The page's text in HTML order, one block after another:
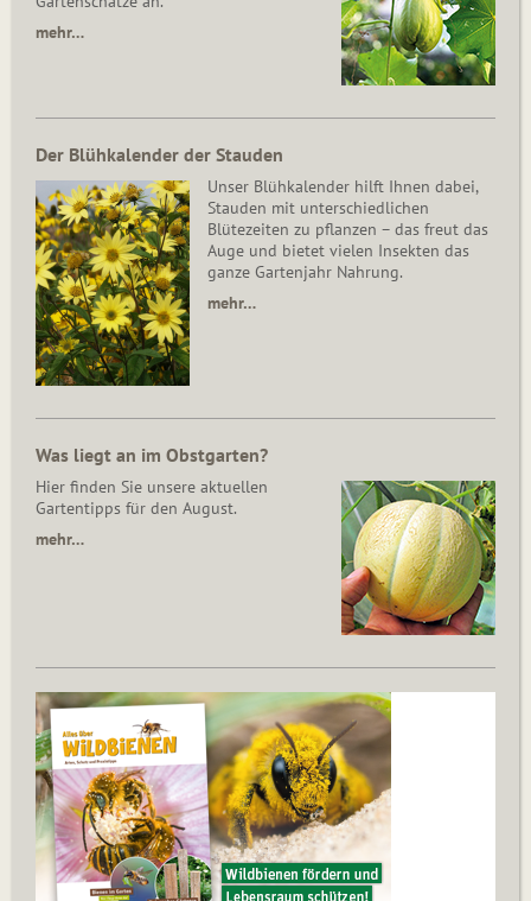
mehr…
Der Blühkalender der Stauden
Unser Blühkalender hilft Ihnen dabei,
Stauden mit unterschiedlichen
Blütezeiten zu pflanzen – das freut das
Auge und bietet vielen Insekten das
ganze Gartenjahr Nahrung.
mehr…
Was liegt an im Obstgarten?
Hier finden Sie unsere aktuellen
Gartentipps für den August.
mehr…